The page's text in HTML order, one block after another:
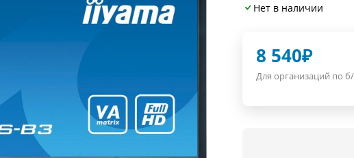
Нет в наличии
8 540₽
Для организаций по